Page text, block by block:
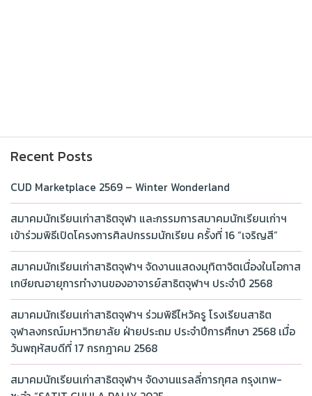
Recent Posts
CUD Marketplace 2569 – Winter Wonderland
สมาคมนักเรียนเก่าสาธิตจุฬา และกรรมการสมาคมนักเรียนเก่าฯ
เข้าร่วมพิธีเปิดโครงการศิลปกรรมนักเรียน ครั้งที่ 16 “เจริญสี”
สมาคมนักเรียนเก่าสาธิตจุฬาฯ จัดงานแสดงมุทิตาจิตเนื่องในโอกาส
เกษียณอายุการทำงานของอาจารย์สาธิตจุฬาฯ ประจำปี 2568
สมาคมนักเรียนเก่าสาธิตจุฬาฯ ร่วมพิธีไหว้ครู โรงเรียนสาธิต
จุฬาลงกรณ์มหาวิทยาลัย ฝ่ายประถม ประจำปีการศึกษา 2568 เมื่อ
วันพฤหัสบดีที่ 17 กรกฎาคม 2568
สมาคมนักเรียนเก่าสาธิตจุฬาฯ จัดงานแรลลี่การกุศล กรุงเทพ-